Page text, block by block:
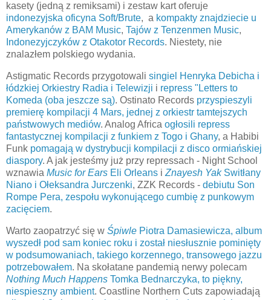
kasety (jedną z remiksami) i zestaw kart oferuje
indonezyjska oficyna Soft/Brute, a kompakty znajdziecie u
Amerykanów z BAM Music, Tajów z Tenzenmen Music,
Indonezyjczyków z Otakotor Records. Niestety, nie
znalazłem polskiego wydania.
Astigmatic Records przygotowali singiel Henryka Debicha i
łódzkiej Orkiestry Radia i Telewizji i repress "Letters to
Komeda (oba jeszcze są). Ostinato Records przyspieszyli
premierę kompilacji 4 Mars, jednej z orkiestr tamtejszych
państwowych mediów. Analog Africa ogłosili repress
fantastycznej kompilacji z funkiem z Togo i Ghany, a Habibi
Funk pomagają w dystrybucji kompilacji z disco ormiańskiej
diaspory. A jak jesteśmy już przy repressach - Night School
wznawia Music for Ears Eli Orleans i Znayesh Yak Switłany
Niano i Ołeksandra Jurczenki, ZZK Records - debiutu Son
Rompe Pera, zespołu wykonującego cumbię z punkowym
zacięciem.
Warto zaopatrzyć się w Śpiwle Piotra Damasiewicza, album
wyszedł pod sam koniec roku i został niesłusznie pominięty
w podsumowaniach, takiego korzennego, transowego jazzu
potrzebowałem. Na skołatane pandemią nerwy polecam
Nothing Much Happens Tomka Bednarczyka, to piękny,
niespieszny ambient. Coastline Northern Cuts zapowiadają